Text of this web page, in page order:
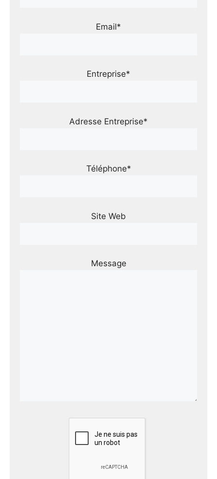
Email*
Entreprise*
Adresse Entreprise*
Téléphone*
Site Web
Message